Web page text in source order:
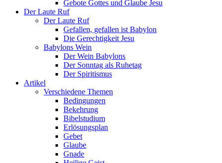
Gebote Gottes und Glaube Jesu
Der Laute Ruf
Der Laute Ruf
Gefallen, gefallen ist Babylon
Die Gerechtigkeit Jesu
Babylons Wein
Der Wein Babylons
Der Sonntag als Ruhetag
Der Spiritismus
Artikel
Verschiedene Themen
Bedingungen
Bekehrung
Bibelstudium
Erlösungsplan
Gebet
Glaube
Gnade